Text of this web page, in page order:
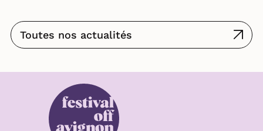
ainsi qu’à l’ensemble des membres de la
compagnie et saluons son courage face à
avec force le racisme au sein du festival
Off Avignon et ce sous toutes ses formes :
propos, insultes, comportements
discriminatoires, préjugés, mises à l’écart,
Toutes nos actualités